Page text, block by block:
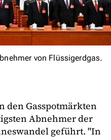
von Flüssigerdgas.
den Gasspotmärkten
Abnehmer der
geführt. "In